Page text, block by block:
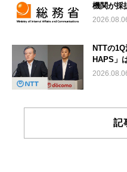
機関が採
NTTの
HAPS」
記